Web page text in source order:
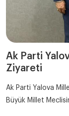
Ak Parti
Ziyareti
Ak Parti Yalova
Büyük Millet